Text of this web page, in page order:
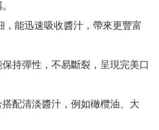
，能迅速吸收醬汁，帶來更豐富
持彈性，不易斷裂，呈現完美口
配清淡醬汁，例如橄欖油、大